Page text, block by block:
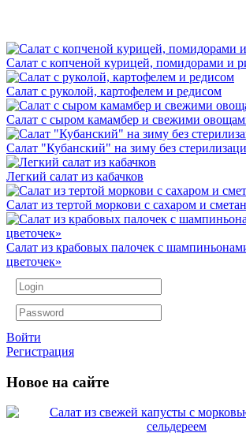
Салат с копченой курицей, помидорами и
Салат с руколой, картофелем и редисом
Салат с сыром камамбер и свежими
Салат "Кубанский" на зиму без
Легкий салат из кабачков
Салат из тертой моркови с сахаром и
Салат из крабовых палочек с
цветочек»
Войти
Регистрация
Новое на сайте